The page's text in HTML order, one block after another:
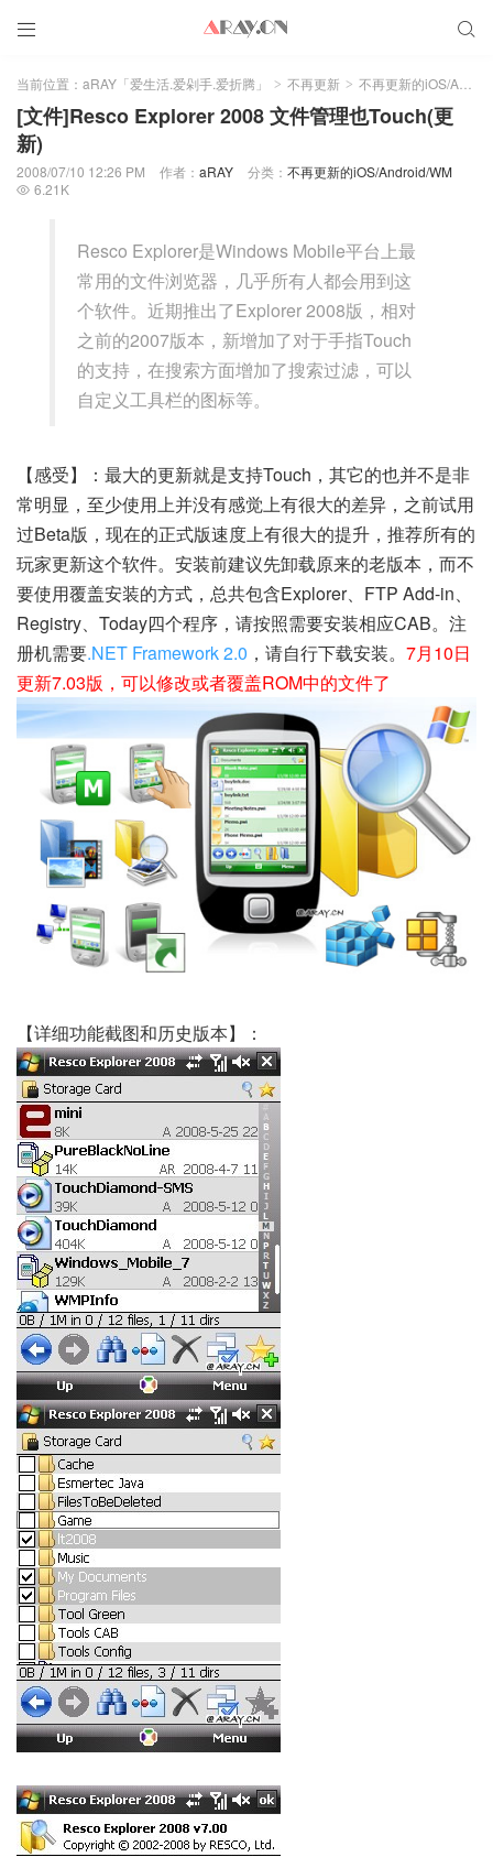
 
当前位置： aRAY「爱生活.爱剁手.爱折腾」 > 不再更新 > 不再更新的iOS/Android/WM
[文件]Resco Explorer 2008 文件管理也Touch(更
新)
2008/07/10 12:26 PM 作者： aRAY 分类： 不再更新的iOS/Android/WM
 6.21K
Resco Explorer是Windows Mobile平台上最
常用的文件浏览器，几乎所有人都会用到这
个软件。近期推出了Explorer 2008版，相对
之前的2007版本，新增加了对于手指Touch
的支持，在搜索方面增加了搜索过滤，可以
自定义工具栏的图标等。
【感受】：最大的更新就是支持Touch，其它的也并不是非
常明显，至少使用上并没有感觉上有很大的差异，之前试用
过Beta版，现在的正式版速度上有很大的提升，推荐所有的
玩家更新这个软件。安装前建议先卸载原来的老版本，而不
要使用覆盖安装的方式，总共包含Explorer、FTP Add-in、
Registry、Today四个程序，请按照需要安装相应CAB。注
册机需要.NET Framework 2.0 ，请自行下载安装。 7月10日
更新7.03版，可以修改或者覆盖ROM中的文件了
【详细功能截图和历史版本】：